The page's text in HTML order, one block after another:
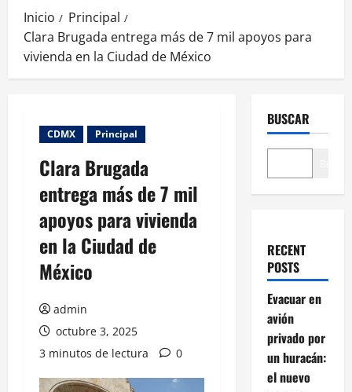
Inicio
Principal
Clara Brugada entrega más de 7 mil apoyos para
vivienda en la Ciudad de México
CDMX Principal
Clara Brugada
entrega más de 7 mil
apoyos para vivienda
en la Ciudad de
México
admin
octubre 3, 2025
3 minutos de lectura
0
BUSCAR
RECENT
POSTS
Evacuar en
avión
privado por
un huracán:
el nuevo